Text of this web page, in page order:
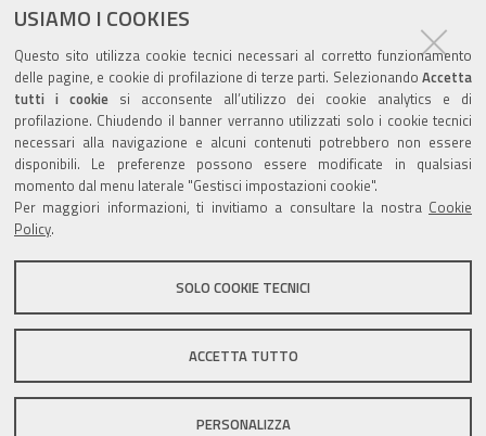
USIAMO I COOKIES
Questo sito utilizza cookie tecnici necessari al corretto funzionamento
delle pagine, e cookie di profilazione di terze parti. Selezionando Accetta
tutti i cookiesi acconsente all’utilizzo dei cookie analytics e di
profilazione. Chiudendo il banner verranno utilizzati solo i cookie tecnici
necessari alla navigazione e alcuni contenuti potrebbero non essere
disponibili. Le preferenze possono essere modificate in qualsiasi
momento dal menu laterale "Gestisci impostazioni cookie".
Per maggiori informazioni, ti invitiamo a consultare la nostra Cookie
Policy.
SOLO COOKIE TECNICI
ACCETTA TUTTO
PERSONALIZZA
Agenda eventi
torna alla sezione
Valuta questo sito
Sito istituzionale Comune di Zola Predosa
DPO|Accessibilità